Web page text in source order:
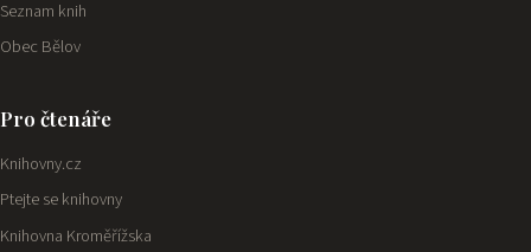
Seznam knih
Obec Bělov
Pro čtenáře
Knihovny.cz
Ptejte se knihovny
Knihovna Kroměřížska